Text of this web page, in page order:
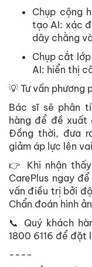
Chụp cộng
tạo AI: xác
dây chằng
Chụp cắt
AI: hiển thị
💡 Tư vấn phương
Bác sĩ sẽ phân
hàng để đề xuất
Đồng thời, đưa
giảm áp lực lên
👉 Khi nhận
CarePlus ngay
vấn điều trị bởi
Chẩn đoán hình
📞 Quý khách
1800 6116 để đặt
----